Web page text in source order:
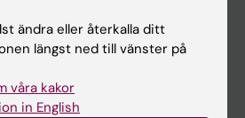
ändra eller återkalla ditt
längst ned till vänster på
våra kakor
in English